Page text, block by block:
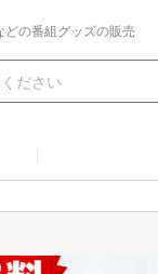
の番組グッズの販売